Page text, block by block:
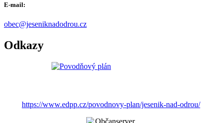
E-mail:
obec@jeseniknadodrou.cz
Odkazy
https://www.edpp.cz/povodnovy-plan/jesenik-nad-odrou/